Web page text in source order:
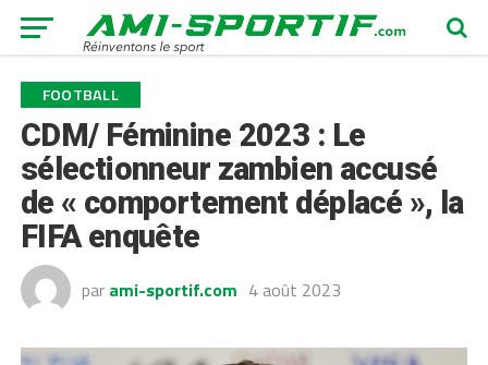
FOOTBALL
CDM/ Féminine 2023 : Le
sélectionneur zambien accusé
de « comportement déplacé », la
FIFA enquête
par ami-sportif.com 4 août 2023